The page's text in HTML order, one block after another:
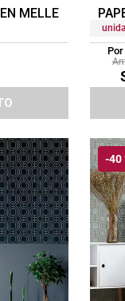
MELLE 0.52X10
-40